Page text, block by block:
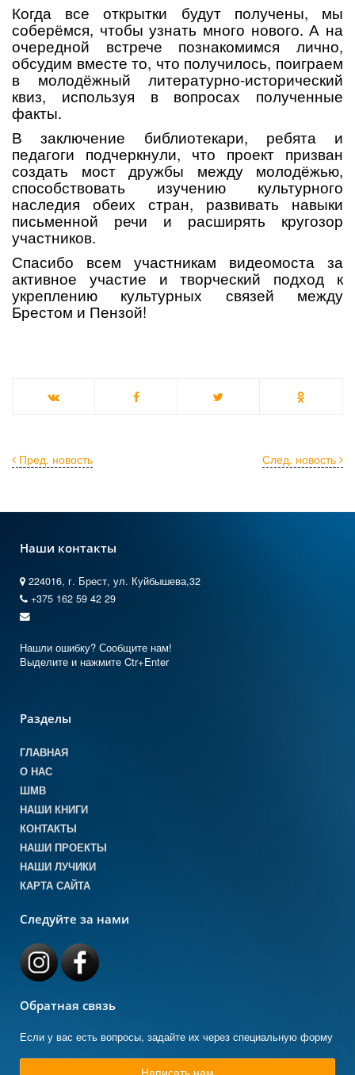
Когда все открытки будут получены, мы
соберёмся, чтобы узнать много нового. А на
очередной встрече познакомимся лично,
обсудим вместе то, что получилось, поиграем
в молодёжный литературно-исторический
квиз, используя в вопросах полученные
факты.
В заключение библиотекари, ребята и
педагоги подчеркнули, что проект призван
создать мост дружбы между молодёжью,
способствовать изучению культурного
наследия обеих стран, развивать навыки
письменной речи и расширять кругозор
участников.
Спасибо всем участникам видеомоста за
активное участие и творческий подход к
укреплению культурных связей между
Брестом и Пензой!
След. новость
Пред. новость
Наши контакты
224016, г. Брест, ул. Куйбышева,32
+375 162 59 42 29
Нашли ошибку? Сообщите нам!
Выделите и нажмите Ctr+Enter
Разделы
ГЛАВНАЯ
О НАС
ШМВ
НАШИ КНИГИ
КОНТАКТЫ
НАШИ ПРОЕКТЫ
НАШИ ЛУЧИКИ
КАРТА САЙТА
Следуйте за нами
Обратная связь
Если у вас есть вопросы, задайте их через специальную форму